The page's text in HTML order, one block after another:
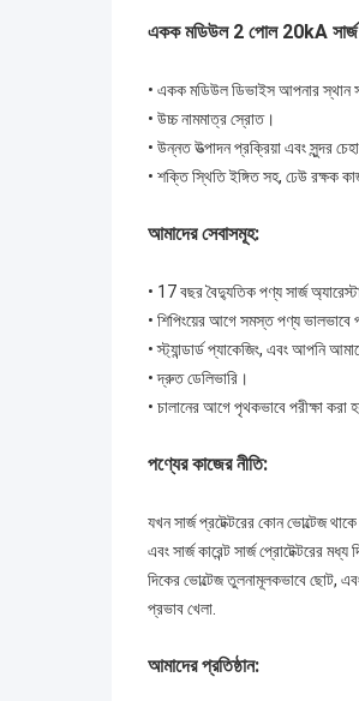
একক মডিউল 2 পোল 20kA সার্জ
• একক মডিউল ডিভাইস আপনার স্থান
• উচ্চ নামমাত্র স্রোত।
• উন্নত উত্পাদন প্রক্রিয়া এবং সুন্দর
• শক্তি স্থিতি ইঙ্গিত সহ, ঢেউ রক্ষক
আমাদের সেবাসমূহ:
• 17 বছর বৈদ্যুতিক পণ্য সার্জ
• শিপিংয়ের আগে সমস্ত পণ্য ভালভাবে
• স্ট্যান্ডার্ড প্যাকেজিং, এবং আপনি
• দ্রুত ডেলিভারি।
• চালানের আগে পৃথকভাবে পরীক্ষা করা
পণ্যের কাজের নীতি:
যখন সার্জ প্রটেক্টরের কোন ভোল্টেজ
এবং সার্জ কারেন্ট সার্জ প্রোটেক্টরের
দিকের ভোল্টেজ তুলনামূলকভাবে ছোট,
প্রভাব খেলা.
আমাদের প্রতিষ্ঠান: